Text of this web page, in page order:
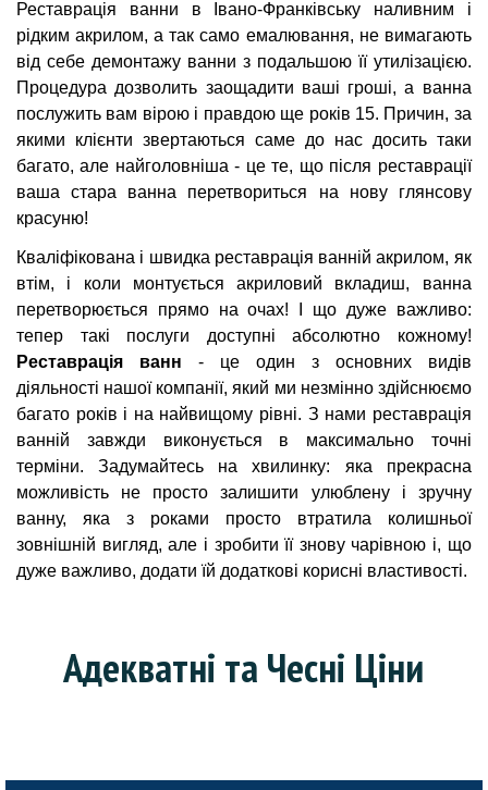
Реставрація ванни в Івано-Франківську наливним і
рідким акрилом, а так само емалювання, не вимагають
від себе демонтажу ванни з подальшою її утилізацією.
Процедура дозволить заощадити ваші гроші, а ванна
послужить вам вірою і правдою ще років 15. Причин, за
якими клієнти звертаються саме до нас досить таки
багато, але найголовніша - це те, що після реставрації
ваша стара ванна перетвориться на нову глянсову
красуню!
Кваліфікована і швидка реставрація ванній акрилом, як
втім, і коли монтується акриловий вкладиш, ванна
перетворюється прямо на очах! І що дуже важливо:
тепер такі послуги доступні абсолютно кожному!
Реставрація ванн - це один з основних видів
діяльності нашої компанії, який ми незмінно здійснюємо
багато років і на найвищому рівні. З нами реставрація
ванній завжди виконується в максимально точні
терміни. Задумайтесь на хвилинку: яка прекрасна
можливість не просто залишити улюблену і зручну
ванну, яка з роками просто втратила колишньої
зовнішній вигляд, але і зробити її знову чарівною і, що
дуже важливо, додати їй додаткові корисні властивості.
Адекватні та Чесні Ціни